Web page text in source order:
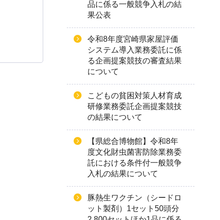
品に係る一般競争入札の結
果公表
令和8年度宮崎県家屋評価
システム導入業務委託に係
る企画提案競技の審査結果
について
こどもの貧困対策人材育成
研修業務委託企画提案競技
の結果について
【県総合博物館】令和8年
度文化財虫菌害防除業務委
託における条件付一般競争
入札の結果について
豚熱生ワクチン（シードロ
ット製剤）1セット50頭分